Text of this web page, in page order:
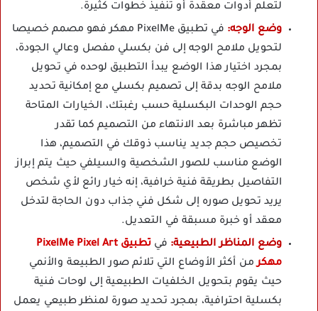
لتعلم أدوات معقدة أو تنفيذ خطوات كثيرة.
وضع الوجه:
في تطبيق PixelMe مهكر فهو مصمم خصيصا
لتحويل ملامح الوجه إلى فن بكسلي مفصل وعالي الجودة،
بمجرد اختيار هذا الوضع يبدأ التطبيق لوحده في تحويل
ملامح الوجه بدقة إلى تصميم بكسلي مع إمكانية تحديد
حجم الوحدات البكسلية حسب رغبتك، الخيارات المتاحة
تظهر مباشرة بعد الانتهاء من التصميم كما تقدر
تخصيص حجم جديد يناسب ذوقك في التصميم، هذا
الوضع مناسب للصور الشخصية والسيلفي حيث يتم إبراز
التفاصيل بطريقة فنية خرافية، إنه خيار رائع لأي شخص
يريد تحويل صوره إلى شكل فني جذاب دون الحاجة لتدخل
معقد أو خبرة مسبقة في التعديل.
وضع المناظر الطبيعية: في
تطبيق PixelMe Pixel Art
مهكرمن أكثر الأوضاع التي تلائم صور الطبيعة والأنمي
حيث يقوم بتحويل الخلفيات الطبيعية إلى لوحات فنية
بكسلية احترافية، بمجرد تحديد صورة لمنظر طبيعي يعمل